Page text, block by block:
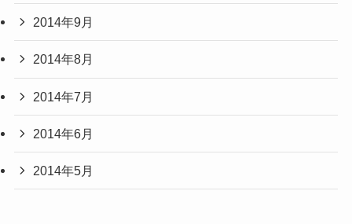
2014年9月
2014年8月
2014年7月
2014年6月
2014年5月